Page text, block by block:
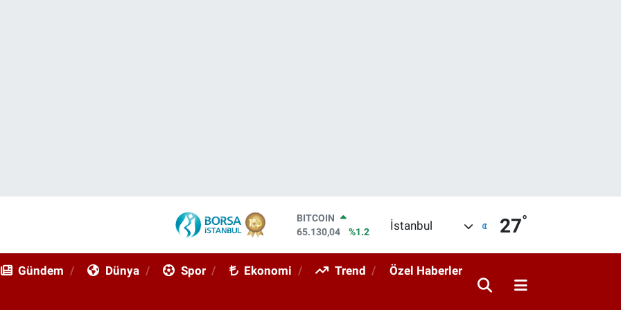
DOLAR
47,7106
%0.17
STERLİN
İstanbul 27°
Gündem Dünya Spor Ekonomi Trend Özel Haberler